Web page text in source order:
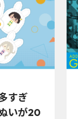
すぎ
いが20